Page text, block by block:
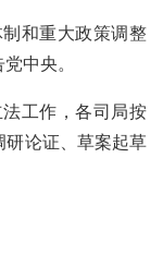
和重大政策调整
中央。
工作，各司局按
研论证、草案起草